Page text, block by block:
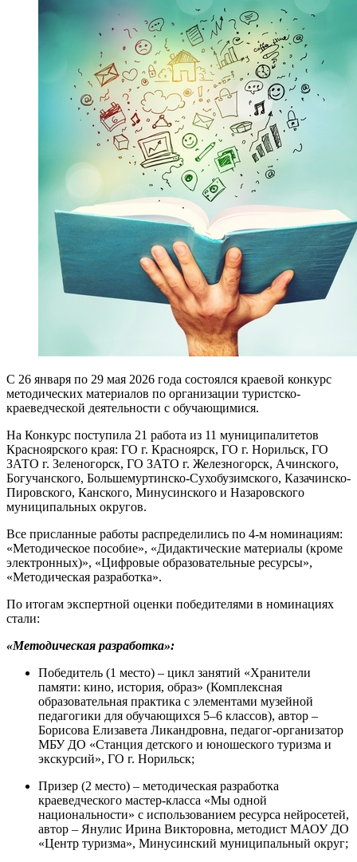
С 26 января по 29 мая 2026 года состоялся краевой конкурс
методических материалов по организации туристско-
краеведческой деятельности с обучающимися.
На Конкурс поступила 21 работа из 11 муниципалитетов
Красноярского края: ГО г. Красноярск, ГО г. Норильск, ГО
ЗАТО г. Зеленогорск, ГО ЗАТО г. Железногорск, Ачинского,
Богучанского, Большемуртинско-Сухобузимского, Казачинско-
Пировского, Канского, Минусинского и Назаровского
муниципальных округов.
Все присланные работы распределились по 4-м номинациям:
«Методическое пособие», «Дидактические материалы (кроме
электронных)», «Цифровые образовательные ресурсы»,
«Методическая разработка».
По итогам экспертной оценки победителями в номинациях
стали:
«Методическая разработка»:
Победитель (1 место) – цикл занятий «Хранители
памяти: кино, история, образ» (Комплексная
образовательная практика с элементами музейной
педагогики для обучающихся 5–6 классов), автор –
Борисова Елизавета Ликандровна, педагог-организатор
МБУ ДО «Станция детского и юношеского туризма и
экскурсий», ГО г. Норильск;
Призер (2 место) – методическая разработка
краеведческого мастер-класса «Мы одной
национальности» с использованием ресурса нейросетей,
автор – Янулис Ирина Викторовна, методист МАОУ ДО
«Центр туризма», Минусинский муниципальный округ;